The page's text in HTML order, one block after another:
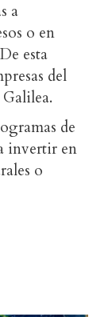
a
o en
esta
del
de
invertir en
o